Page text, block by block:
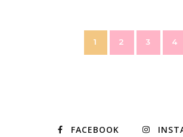
1 2 3 4
FACEBOOK